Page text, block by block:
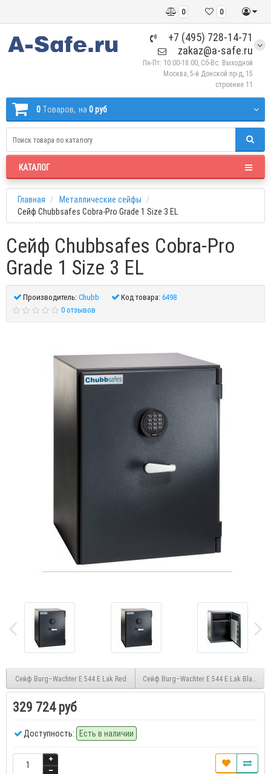
0
0
+7 (495) 728-14-71
zakaz@a-safe.ru
Пн-Пт: 10:00-18:00, Сб-Вс: Выходной
Москва, 5-й Донской пр-д, 15
строение 11
0 Tоваров, на 0 руб
КАТАЛОГ
Главная
Металлические сейфы
Сейф Chubbsafes Cobra-Pro Grade 1 Size 3 EL
Сейф Chubbsafes Cobra-Pro
Grade 1 Size 3 EL
Производитель:Chubb Код товара:6498
0 отзывов
Сейф Burg–Wachter E 544 E Lak Red Сейф Burg–Wachter E 544 E Lak Black
329 724 руб
Доступность: Есть в наличии